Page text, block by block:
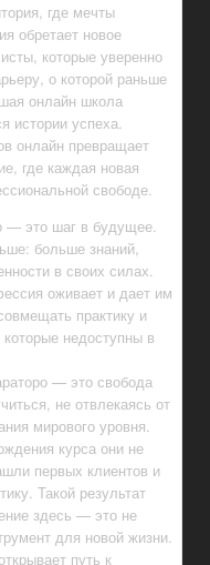
где мечты
обретает новое
которые уверенно
о которой раньше
онлайн школа
истории успеха.
онлайн превращает
где каждая новая
свободе.
— это шаг в будущее.
больше знаний,
в своих силах.
оживает и дает им
практику и
недоступны в
— это свобода
не отвлекаясь от
мирового уровня.
курса они не
первых клиентов и
Такой результат
здесь — это не
для новой жизни.
путь к